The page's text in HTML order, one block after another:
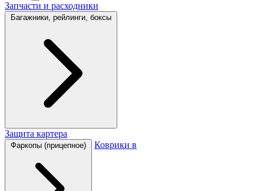
Запчасти и расходники
Багажники, рейлинги, боксы
Защита картера
Фаркопы (прицепное) Коврики в